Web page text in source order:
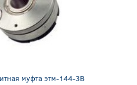
муфта этм-144-3В